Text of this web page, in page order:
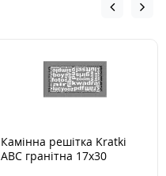
Камінна решітка Kratki
ABC гранітна 17x30